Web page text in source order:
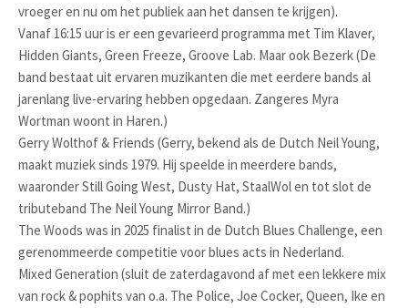
vroeger en nu om het publiek aan het dansen te krijgen).
Vanaf 16:15 uur is er een gevarieerd programma met Tim Klaver,
Hidden Giants, Green Freeze, Groove Lab. Maar ook Bezerk (De
band bestaat uit ervaren muzikanten die met eerdere bands al
jarenlang live-ervaring hebben opgedaan. Zangeres Myra
Wortman woont in Haren.)
Gerry Wolthof & Friends (Gerry, bekend als de Dutch Neil Young,
maakt muziek sinds 1979. Hij speelde in meerdere bands,
waaronder Still Going West, Dusty Hat, StaalWol en tot slot de
tributeband The Neil Young Mirror Band.)
The Woods was in 2025 finalist in de Dutch Blues Challenge, een
gerenommeerde competitie voor blues acts in Nederland.
Mixed Generation (sluit de zaterdagavond af met een lekkere mix
van rock & pophits van o.a. The Police, Joe Cocker, Queen, Ike en